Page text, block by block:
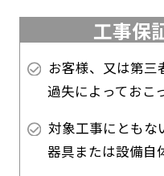
工事保
お客様、又は第三
過失によっておこ
対象工事にともな
器具または設備自